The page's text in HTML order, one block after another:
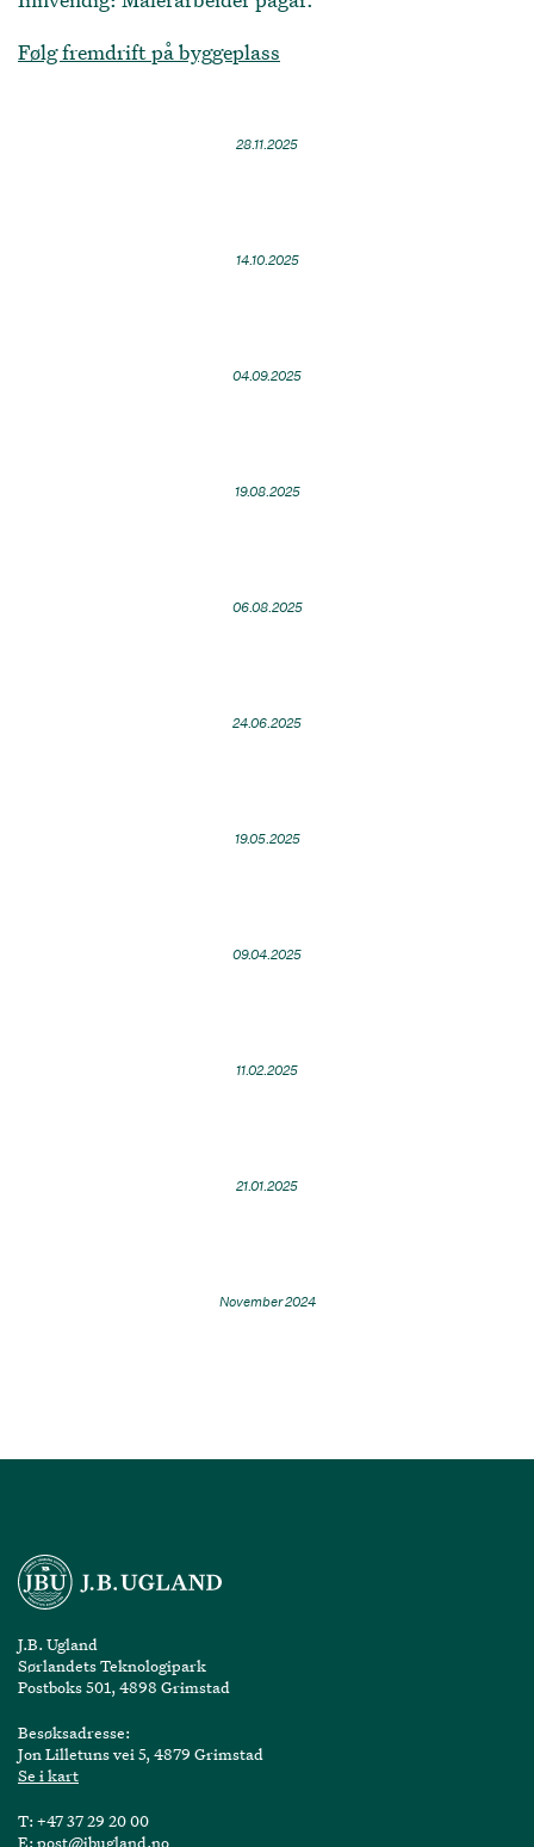
Følg fremdrift på byggeplass
28.11.2025
14.10.2025
04.09.2025
19.08.2025
06.08.2025
24.06.2025
19.05.2025
09.04.2025
11.02.2025
21.01.2025
November 2024
J.B. Ugland
Sørlandets Teknologipark
Postboks 501, 4898 Grimstad
Besøksadresse:
Jon Lilletuns vei 5, 4879 Grimstad
Se i kart
T: +47 37 29 20 00
E: post@jbugland.no